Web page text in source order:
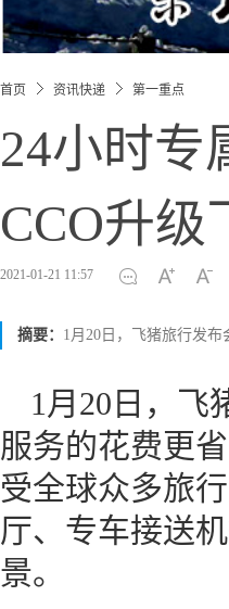
首页 资讯快递 第一重点
24小时专
CCO升
2021-01-21 11:57
摘要： 1月20日，飞猪旅行发
1月20日，飞
服务的花费更
受全球众多旅
厅、专车接送
景。